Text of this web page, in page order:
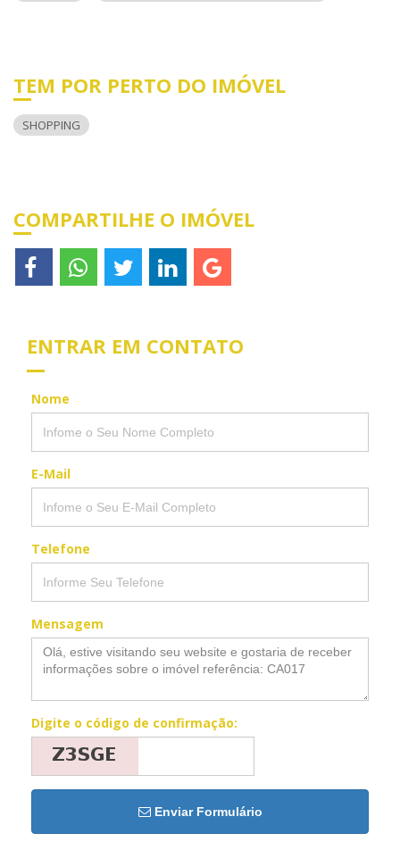
TEM POR PERTO DO IMÓVEL
SHOPPING
COMPARTILHE O IMÓVEL
ENTRAR EM CONTATO
Nome
E-Mail
Telefone
Mensagem
Digite o código de confirmação:
Enviar Formulário